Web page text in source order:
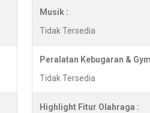
Musik :
Tidak Tersedia
Peralatan Kebugaran &
Tidak Tersedia
Highlight Fitur Olahraga :